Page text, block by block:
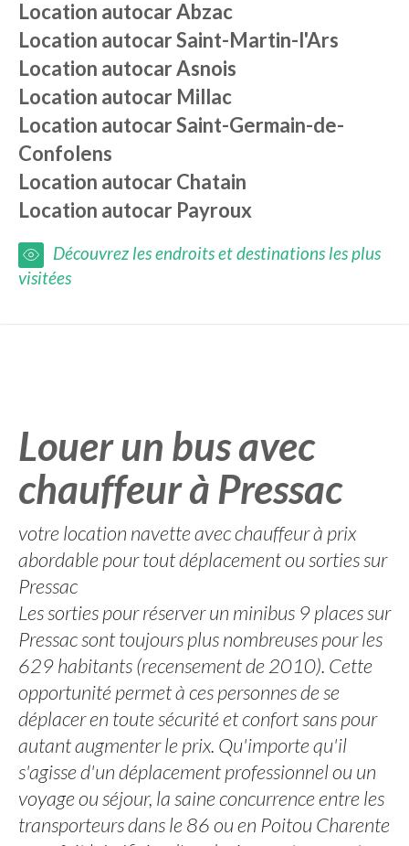
Location autocarAbzac
Location autocarSaint-Martin-l'Ars
Location autocarAsnois
Location autocar Millac
Location autocarSaint-Germain-de-
Confolens
Location autocarChatain
Location autocar Payroux
Découvrez les endroits et destinations les plus
visitées
Louer un bus avec
chauffeur à Pressac
votre location navette avec chauffeur à prix
abordable pour tout déplacement ou sorties sur
Pressac
Les sorties pour réserver un minibus 9 places sur
Pressac sont toujours plus nombreuses pour les
629 habitants (recensement de 2010). Cette
opportunité permet à ces personnes de se
déplacer en toute sécurité et confort sans pour
autant augmenter le prix. Qu'importe qu'il
s'agisse d'un déplacement professionnel ou un
voyage ou séjour, la saine concurrence entre les
transporteurs dans le 86 ou en Poitou Charente